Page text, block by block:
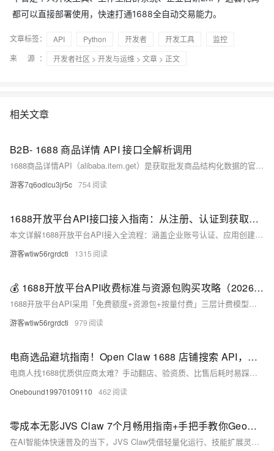
都可以直接部署使用，快速打通1688全自动交易能力。
文章标签： API Python 开发者 开发工具
监控
来 源：
开发者社区 > 开发与运维 > 文章 > 正文
相关文章
B2B- 1688 商品详情 API 接口全解析调用
1688商品详情API（alibaba.item.get）是获取批发商品结构化数据的官方接口，涵盖商品基础信息、SKU、供应商、价格、起批量等核心字段。本文详解接口调用前提、签名规则、Python实战代码、限流处理及高频异常解决方案，助开发者快速落地批量选品、价格监控等场景。（239字）
游客7q6odlcu3jr5c 754
1688开放平台API接口接入指南：从注册、认证到获取密钥全流程（附避坑点）（附python源码）
本文详解1688开放平台API接入全流程：涵盖企业账号认证、应用创建、权限申请与代码对接四大阶段，直击5大高频“坑”（如账号类型误选、签名错误、审核驳回等），并附可直接运行的Python客户端源码（含MD5签名、商品查询等核心功能），助你高效、安全打通B2B供应链。
游客wtiw56rgrdcti 1315
💰 1688开放平台API收费标准与资源包购买攻略（2026最新版）
1688开放平台API采用「免费额度+资源包+按量付费」三层计费模型：基础接口（商品/订单/物流）免费但限QPS；高频或实时库存、分销等需购年费资源包；超量部分按次计费（约0.001元/次）。合理配置可零成本支撑中小B2B系统。
游客wtiw56rgrdcti 979
电商选品避坑指南！Open Claw 1688 店铺搜索 API，精准锁定优质供应商（附 Python 源码）
电商人找1688优质供应商太难？手动翻店、验资质、比售后耗时易踩坑！Open Claw店铺搜索API支持关键词精准搜店，按实力/销量/回头客等多维筛选，5分钟搭建专属选源系统。附可直接运行的Python代码，替换Key即用，高效避坑，稳抓源头好货。（239字）
Onebound19970109110 462
零成本无影JVS Claw 7个月畅用指南+手把手教你GeoMind地理情报可视化AI助手改造教程
在AI智能体快速普及的当下，JVS Claw凭借轻量化运行、技能扩展灵活、云端稳定在线等特点，成为许多用户进行自动化办公、信息处理、内容生成的实用工具。但不少用户面临使用时长不足、积分有限、功能无法满足专业场景等问题。本文将详细介绍基于学生认证实现7个月低成本使用无影JVS Claw的完整方法，同时手把手讲解如何通过开源项目GeoMind，将通用JVS Claw改造为专注科研与产业地理情报的可视化智能助手，实现飞书文档解析、实体抽取、产业链关系建模、地理编码、地图可视化等专业能力，让AI工具真正服务于科研分析、产业研究、供应链观测等实际场景。